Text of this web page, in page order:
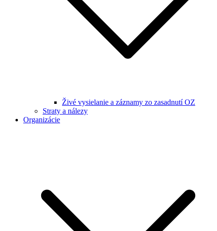
Živé vysielanie a záznamy zo zasadnutí OZ
Straty a nálezy
Organizácie